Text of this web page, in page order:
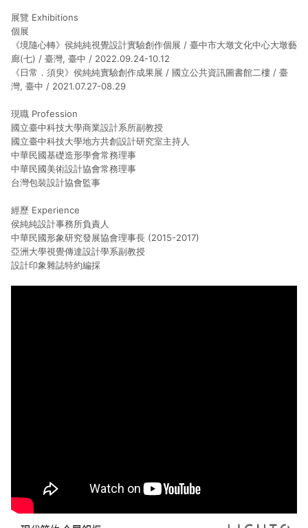
展覽 Exhibitions
個展
《境隨心轉》侯純純視覺設計實驗創作個展 / 臺中市大墩文化中心大墩藝
廊(七) / 臺灣, 臺中 / 2022.09.24-10.12
《日常．須臾》侯純純實驗創作成果展 / 國立公共資訊圖書館二樓 / 臺
灣, 臺中 / 2021.07.27-08.29
現職 Profession
國立臺中科技大學商業設計系所副教授
國立臺中科技大學地方共創設計研究室主持人
中華民國基礎造形學會常務理事
中華民國美術設計協會常務理事
台灣包裝設計協會監事
經歷 Experience
侯純純設計事務所負責人
中華民國形象研究發展協會理事長 (2015-2017)
亞洲大學視覺傳達設計學系副教授
設計印象雜誌特約編採